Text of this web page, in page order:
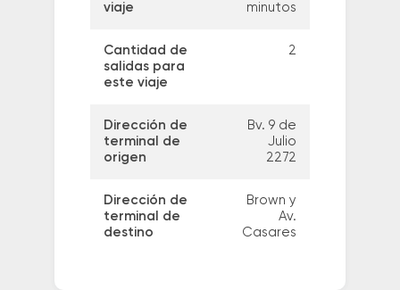
viaje
minutos
Cantidad de
salidas para
este viaje
2
Dirección de
terminal de
origen
Bv. 9 de
Julio
2272
Dirección de
terminal de
destino
Brown y
Av.
Casares